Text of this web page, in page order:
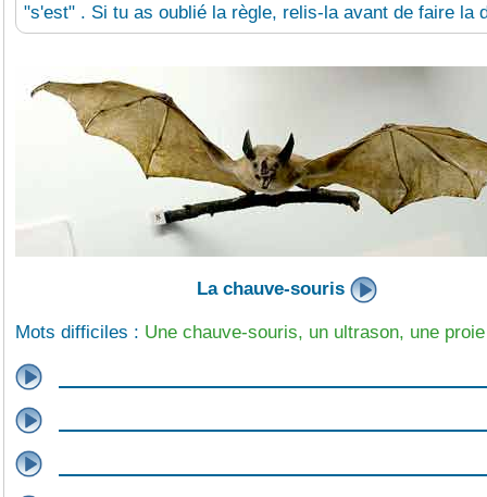
"s'est" . Si tu as oublié la règle, relis-la avant de faire la
La chauve-souris
Mots difficiles : Une chauve-souris, un ultrason, une proie